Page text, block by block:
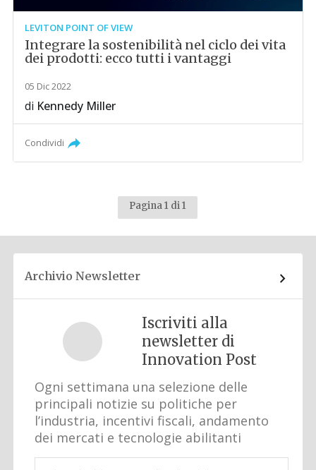
LEVITON POINT OF VIEW
Integrare la sostenibilità nel ciclo dei vita
dei prodotti: ecco tutti i vantaggi
05 Dic 2022
di Kennedy Miller
Condividi
Pagina 1 di 1
Archivio Newsletter
Iscriviti alla
newsletter di
Innovation Post
Ogni settimana una selezione delle
principali notizie su politiche per
l’industria, incentivi fiscali, andamento
dei mercati e tecnologie abilitanti